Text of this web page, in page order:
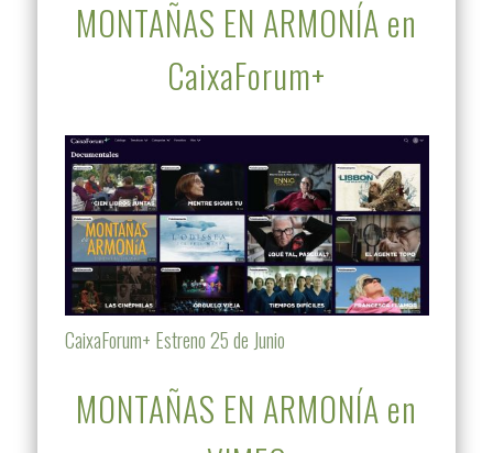
MONTAÑAS EN ARMONÍA en
CaixaForum+
CaixaForum+ Estreno 25 de Junio
MONTAÑAS EN ARMONÍA en